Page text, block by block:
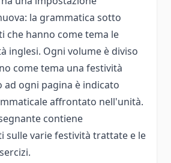
la grammatica sotto
che hanno come tema le
inglesi. Ogni volume è diviso
come tema una festività
ad ogni pagina è indicato
affrontato nell'unità.
contiene
sulle varie festività trattate e le